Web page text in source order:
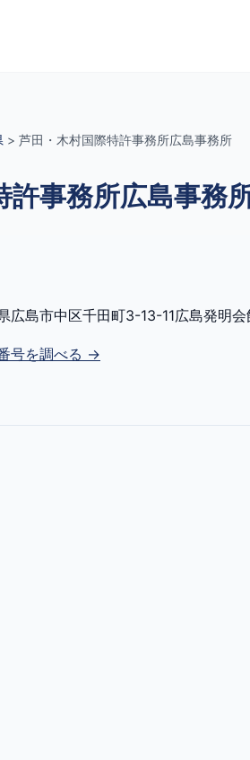
> 芦田・木村国際特許事務所広島事務所
許事務所広島事務
広島市中区千田町3-13-11広島発明
号を調べる →